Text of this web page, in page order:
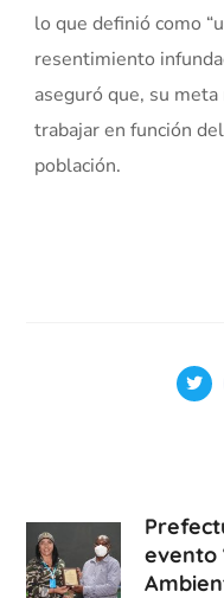
lo que definió como
resentimiento
aseguró que, su
trabajar en función
población.
evento